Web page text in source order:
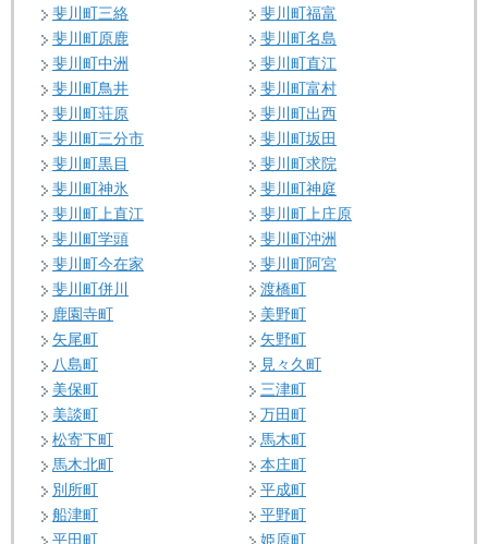
斐川町三絡
斐川町福富
斐川町原鹿
斐川町名島
斐川町中洲
斐川町直江
斐川町鳥井
斐川町富村
斐川町荘原
斐川町出西
斐川町三分市
斐川町坂田
斐川町黒目
斐川町求院
斐川町神氷
斐川町神庭
斐川町上直江
斐川町上庄原
斐川町学頭
斐川町沖洲
斐川町今在家
斐川町阿宮
斐川町併川
渡橋町
鹿園寺町
美野町
矢尾町
矢野町
八島町
見々久町
美保町
三津町
美談町
万田町
松寄下町
馬木町
馬木北町
本庄町
別所町
平成町
船津町
平野町
平田町
姫原町